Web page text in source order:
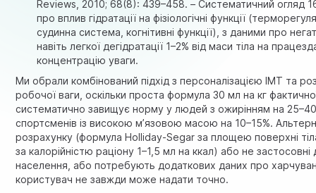
Reviews, 2010; 68(8): 439–458. – Систематичний огляд
про вплив гідратації на фізіологічні функції
судинна система, когнітивні функції), з даними про
навіть легкої дегідратації 1–2% від маси тіла на
концентрацію уваги.
Ми обрали комбінований підхід з персоналізацією ІМТ та
робочої ваги, оскільки проста формула 30 мл на кг
систематично завищує норму у людей з ожирінням на
спортсменів із високою м’язовою масою на 10–15%.
розрахунку (формула Holliday-Segar за площею поверхні
за калорійністю раціону 1–1,5 мл на ккал) або не
населення, або потребують додаткових даних про
користувач не завжди може надати точно.